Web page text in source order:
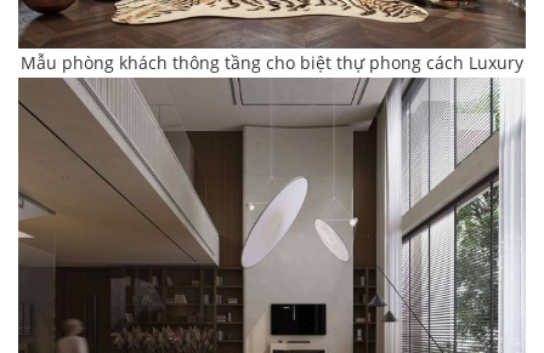
Mẫu phòng khách thông tầng cho biệt thự phong cách Luxury